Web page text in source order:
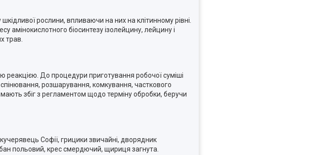
рослини, впливаючи на них на клітинному рівні.
амінокислотного біосинтезу ізолейцину, лейцину і
трав.
До процедури приготування робочої суміші
спінювання, розшарування, комкування, часткового
збіг з регламентом щодо терміну обробки, беручи
Софії, грицики звичайні, дворядник
польовий, крес смердючий, щириця загнута.